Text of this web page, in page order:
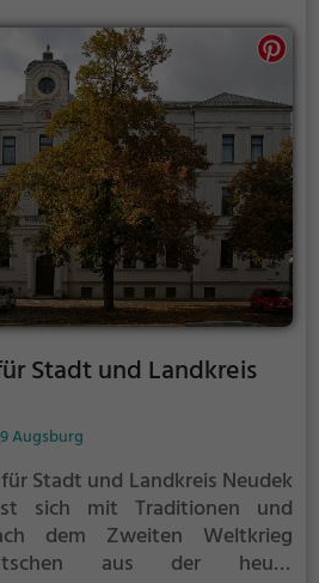
der Generaldirektion der
Sammlungen
dadurch in deren
Stadt und Landkreis
Augsburg
Stadt und Landkreis Neudek
sich mit Traditionen und
dem Zweiten Weltkrieg
aus der heute